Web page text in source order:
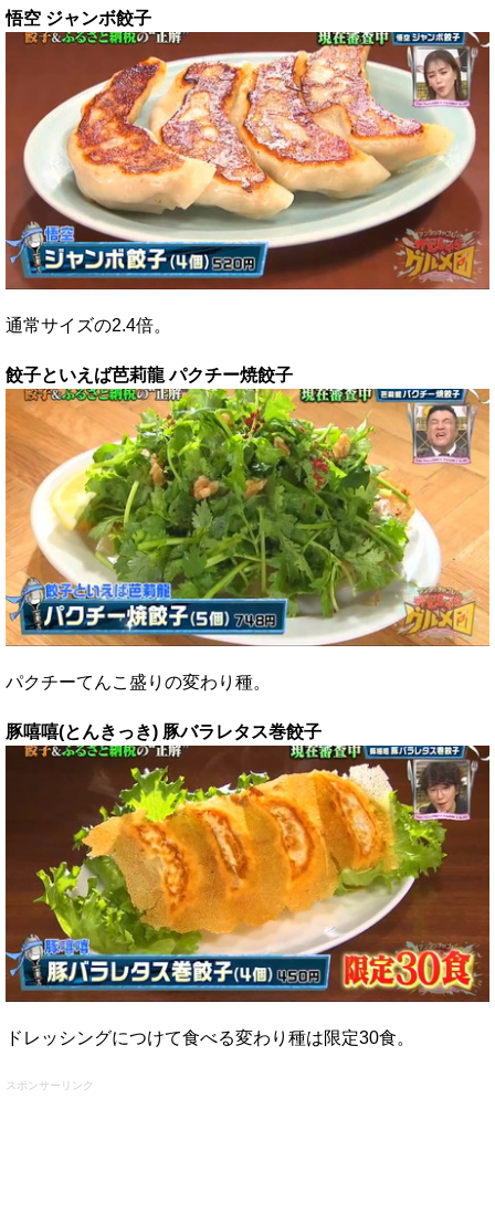
悟空 ジャンボ餃子
通常サイズの2.4倍。
餃子といえば芭莉龍 パクチー焼餃子
パクチーてんこ盛りの変わり種。
豚嘻嘻(とんきっき) 豚バラレタス巻餃子
ドレッシングにつけて食べる変わり種は限定30食。
スポンサーリンク